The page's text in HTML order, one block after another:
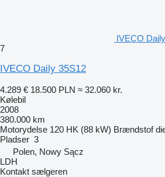
IVECO
7
IVECO Daily 35S12
4.289 € 18.500 PLN ≈ 32.060 kr.
Kølebil
2008
380.000 km
Motorydelse 120 HK (88 kW) Brændstof
Pladser 3
Polen, Nowy Sącz
LDH
Kontakt sælgeren